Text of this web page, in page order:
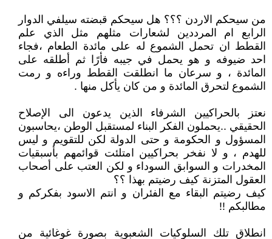
من سيحكم الاردن ؟؟؟ هل سيحكم قبضته سيلفي الدوار
الرابع ام المرددين لشعارات مثلهم مثل الذي علم
القطط ان تحمل الشموع له على مائدة الطعام ،فجاء
احد ضيوفه و هو يحمل في جيبه فأرًا ثم أطلقه على
المائدة ، و سرعان ما انطلقت القطط وراءه و رمت
الشموع لتحرق المائدة و من كان يأكل منها .
نعتز بالحراكيين الشرفاء الذين يدعون الى الإصلاح
الحقيقي ..يحملون الفكر البناء لمستقبل الوطن ،يحاسبون
المسؤول و الحكومة و حتى الدولة لكن للتقويم و ليس
للهدم ، و لا نفخر بحراكيين امتلئت قوائمهم بأسبقيات
المخدرات و السوابق السوداء و لكن العتب على أصحاب
العقول المتزنة كيف رضيتم بهذا ؟؟
كيف رضيتم البقاء مع الفئران و انتم الاسود بفكركم و
مطالبكم !!
انطلاق تلك السلوكيات الشعبوية بصورة غوغائية من